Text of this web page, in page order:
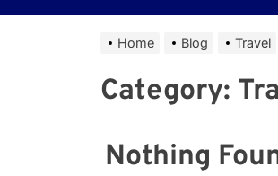
Home Blog Travel
Category:
Nothing